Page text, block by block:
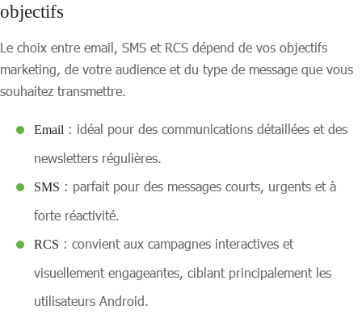
objectifs
Le choix entre email, SMS et RCS dépend de vos objectifs
marketing, de votre audience et du type de message que vous
souhaitez transmettre.
Email : idéal pour des communications détaillées et des
newsletters régulières.
SMS : parfait pour des messages courts, urgents et à
forte réactivité.
RCS : convient aux campagnes interactives et
visuellement engageantes, ciblant principalement les
utilisateurs Android.